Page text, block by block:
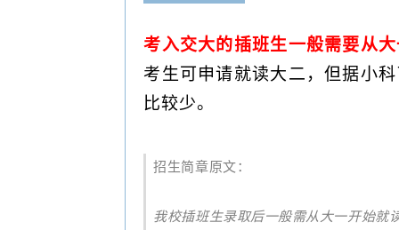
考入交大的插班生一般需要从
考生可申请就读大二，但据小
比较少。
招生简章原文：
我校插班生录取后一般需从大一开始就